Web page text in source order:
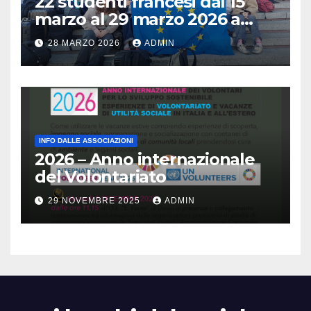
marzo al 29 marzo 2026 a
Brescia : Erasmus plus :
Arricchisce la vita, apre la
mente
28 MARZO 2026 ADMIN
INFO DALLE ASSOCIAZIONI
2026 – Anno internazionale
del Volontariato
29 NOVEMBRE 2025 ADMIN